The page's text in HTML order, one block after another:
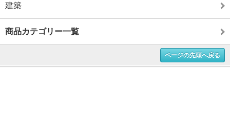
建築
商品カテゴリー一覧
ページの先頭へ戻る